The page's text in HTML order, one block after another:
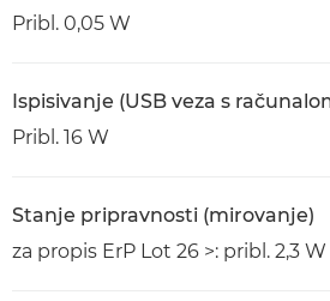
Pribl. 0,05 W
Ispisivanje (USB veza s
Pribl. 16 W
Stanje pripravnosti (mirovanje)
za propis ErP Lot 26 >: pribl. 2,3 W